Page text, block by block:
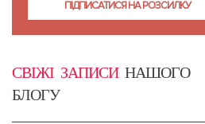
СВІЖІ ЗАПИСИНАШОГО
БЛОГУ